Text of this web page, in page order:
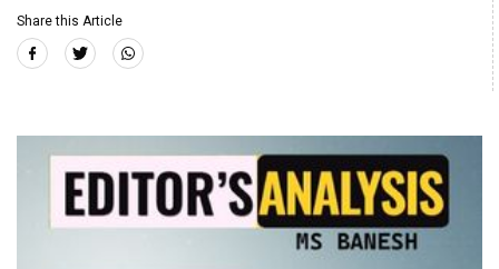
Share this Article